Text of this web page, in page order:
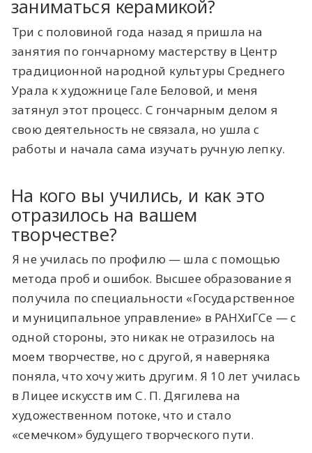
заниматься керамикой?
Три с половиной года назад я пришла на
занятия по гончарному мастерству в Центр
традиционной народной культуры Среднего
Урала к художнице Гале Беловой, и меня
затянул этот процесс. С гончарным делом я
свою деятельность не связала, но ушла с
работы и начала сама изучать ручную лепку.
На кого вы учились, и как это
отразилось на вашем
творчестве?
Я не училась по профилю — шла с помощью
метода проб и ошибок. Высшее образование я
получила по специальности «Государственное
и муниципальное управление» в РАНХиГСе — с
одной стороны, это никак не отразилось на
моем творчестве, но с другой, я наверняка
поняла, что хочу жить другим. Я 10 лет училась
в Лицее искусств им С. П. Дягилева на
художественном потоке, что и стало
«семечком» будущего творческого пути.